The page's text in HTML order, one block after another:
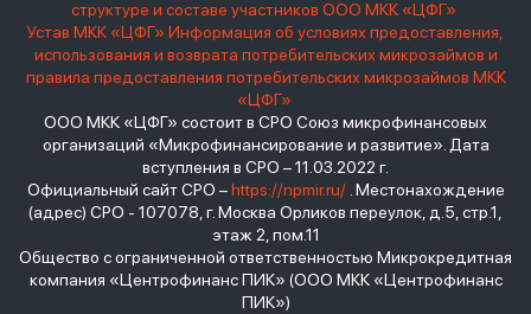
структуре и составе участников ООО МКК «ЦФГ»
Устав МКК «ЦФГ» Информация об условиях предоставления,
использования и возврата потребительских микрозаймов и
правила предоставления потребительских микрозаймов МКК
«ЦФГ»
ООО МКК «ЦФГ» состоит в СРО Союз микрофинансовых
организаций «Микрофинансирование и развитие». Дата
вступления в СРО – 11.03.2022 г.
Официальный сайт СРО –https://npmir.ru/. Местонахождение
(адрес) СРО - 107078, г. Москва Орликов переулок, д.5, стр.1,
этаж 2, пом.11
Общество с ограниченной ответственностью Микрокредитная
компания «Центрофинанс ПИК» (ООО МКК «Центрофинанс
ПИК»)